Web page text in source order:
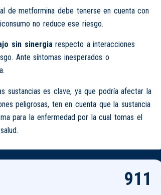
de metformina debe tenerse en cuenta con
no reduce ese riesgo.
sin sinergiarespecto a interacciones
Ante síntomas inesperados o
sustancias es clave, ya que podría afectar la
peligrosas, ten en cuenta que la sustancia
para la enfermedad por la cual tomas el
911